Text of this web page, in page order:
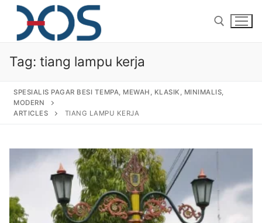
Products
Pagar Besi Tempa Klasik
Gallery
Tag: tiang lampu kerja
SPESIALIS PAGAR BESI TEMPA, MEWAH, KLASIK, MINIMALIS,
MODERN
ARTICLES
TIANG LAMPU KERJA